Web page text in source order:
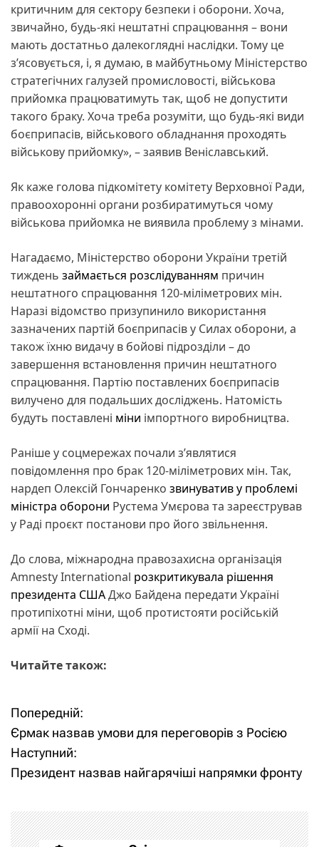
критичним для сектору безпеки і оборони. Хоча,
звичайно, будь-які нештатні спрацювання – вони
мають достатньо далекоглядні наслідки. Тому це
з’ясовується, і, я думаю, в майбутньому Міністерство
стратегічних галузей промисловості, військова
прийомка працюватимуть так, щоб не допустити
такого браку. Хоча треба розуміти, що будь-які види
боєприпасів, військового обладнання проходять
військову прийомку», – заявив Веніславський.
Як каже голова підкомітету комітету Верховної Ради,
правоохоронні органи розбиратимуться чому
військова прийомка не виявила проблему з мінами.
Нагадаємо, Міністерство оборони України третій
тиждень займається розслідуванням причин
нештатного спрацювання 120-міліметрових мін.
Наразі відомство призупинило використання
зазначених партій боєприпасів у Силах оборони, а
також їхню видачу в бойові підрозділи – до
завершення встановлення причин нештатного
спрацювання. Партію поставлених боєприпасів
вилучено для подальших досліджень. Натомість
будуть поставлені міни імпортного виробництва.
Раніше у соцмережах почали з’являтися
повідомлення про брак 120-міліметрових мін. Так,
нардеп Олексій Гончаренко звинуватив у проблемі
міністра оборони Рустема Умєрова та зареєстрував
у Раді проєкт постанови про його звільнення.
До слова, міжнародна правозахисна організація
Amnesty International розкритикувала рішення
президента СШАДжо Байдена передати Україні
протипіхотні міни, щоб протистояти російській
армії на Сході.
Читайте також:
Н
а
в
і
г
Попередній:
Єрмак назвав умови для переговорів з Росією
Наступний:
Президент назвав найгарячіші напрямки фронту